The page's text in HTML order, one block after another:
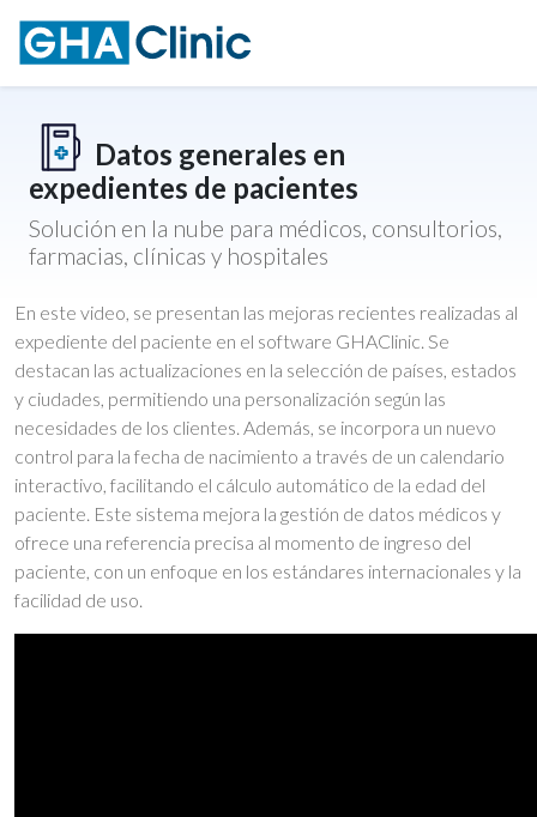
Datos generales en
expedientes de pacientes
Solución en la nube para médicos, consultorios,
farmacias, clínicas y hospitales
En este video, se presentan las mejoras recientes realizadas al
expediente del paciente en el software GHAClinic. Se
destacan las actualizaciones en la selección de países, estados
y ciudades, permitiendo una personalización según las
necesidades de los clientes. Además, se incorpora un nuevo
control para la fecha de nacimiento a través de un calendario
interactivo, facilitando el cálculo automático de la edad del
paciente. Este sistema mejora la gestión de datos médicos y
ofrece una referencia precisa al momento de ingreso del
paciente, con un enfoque en los estándares internacionales y la
facilidad de uso.